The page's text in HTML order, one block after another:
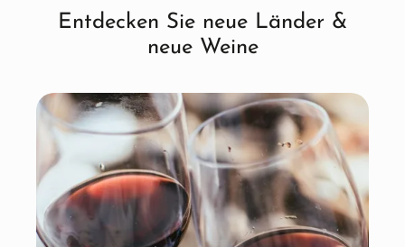
Entdecken Sie neue Länder &
neue Weine